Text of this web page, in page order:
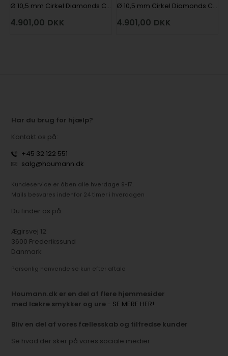
Ø 10,5 mm Cirkel Diamonds Cirkel vedhæng med 20 x 0,01 ct i 14 kt rødguld
4.901,00 DKK
Ø 10,5 mm Cirkel Diamonds Cirkel vedhæng med 20 x 0,01 ct i 14 kt hvidguld
4.901,00 DKK
Har du brug for hjælp?
Kontakt os på:
+45 32 122 551
salg@houmann.dk
Kundeservice er åben alle hverdage 9-17.
Mails besvares indenfor 24 timer i hverdagen
Du finder os på:
Ægirsvej 12
3600 Frederikssund
Danmark
Personlig henvendelse kun efter aftale
Houmann.dk er en del af flere hjemmesider
med lækre smykker og ure - SE MERE HER!
Bliv en del af vores fællesskab og tilfredse kunder
Se hvad der sker på vores sociale medier